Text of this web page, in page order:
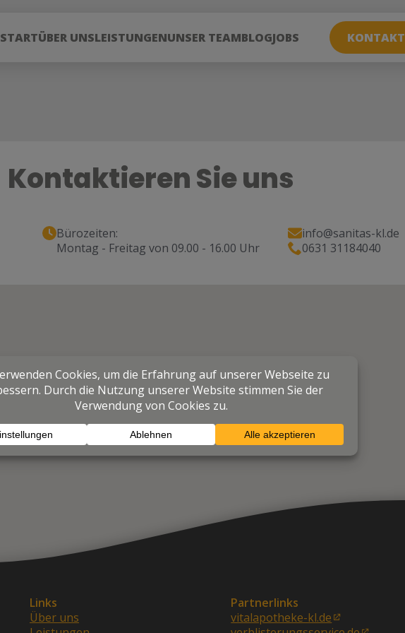
STARTÜBER UNSLEISTUNGENUNSER TEAMBLOGJOBS KONTAKT
Kontaktieren Sie uns
Bürozeiten:
Montag - Freitag von 09.00 - 16.00 Uhr
info@sanitas-kl.de
0631 31184040
Links
Über uns
Partnerlinks
vitalapotheke-kl.de